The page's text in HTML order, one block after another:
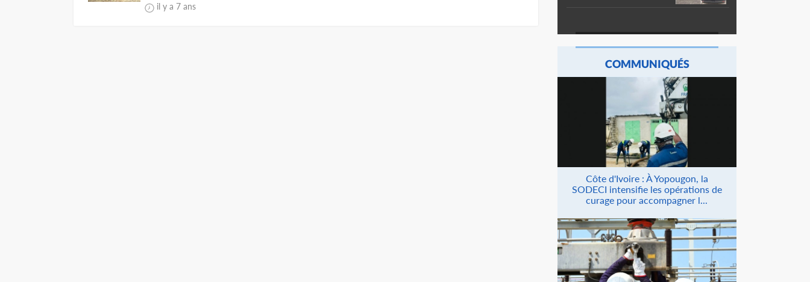
il y a 7 ans
COMMUNIQUÉS
Côte d'Ivoire : À Yopougon, la
SODECI intensifie les opérations de
curage pour accompagner l...